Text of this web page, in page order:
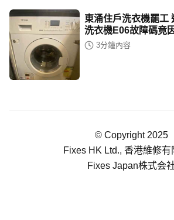
東涌住戶洗衣機罷工
洗衣機E06故障碼竟
3分鐘內容
© Copyright 2025
Fixes HK Ltd., 香港維修有
Fixes Japan株式会